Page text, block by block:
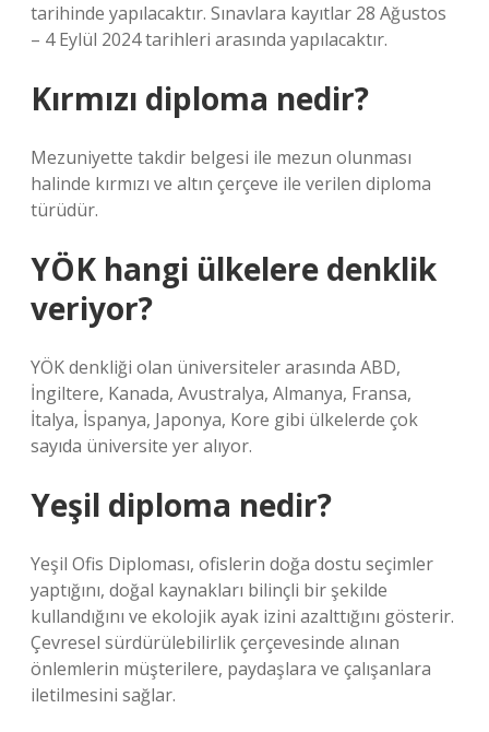
tarihinde yapılacaktır. Sınavlara kayıtlar 28 Ağustos
– 4 Eylül 2024 tarihleri ​​arasında yapılacaktır.
Kırmızı diploma nedir?
Mezuniyette takdir belgesi ile mezun olunması
halinde kırmızı ve altın çerçeve ile verilen diploma
türüdür.
YÖK hangi ülkelere denklik
veriyor?
YÖK denkliği olan üniversiteler arasında ABD,
İngiltere, Kanada, Avustralya, Almanya, Fransa,
İtalya, İspanya, Japonya, Kore gibi ülkelerde çok
sayıda üniversite yer alıyor.
Yeşil diploma nedir?
Yeşil Ofis Diploması, ofislerin doğa dostu seçimler
yaptığını, doğal kaynakları bilinçli bir şekilde
kullandığını ve ekolojik ayak izini azalttığını gösterir.
Çevresel sürdürülebilirlik çerçevesinde alınan
önlemlerin müşterilere, paydaşlara ve çalışanlara
iletilmesini sağlar.